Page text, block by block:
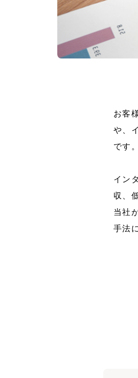
お客
や、
です
イン
収、
当社
手法